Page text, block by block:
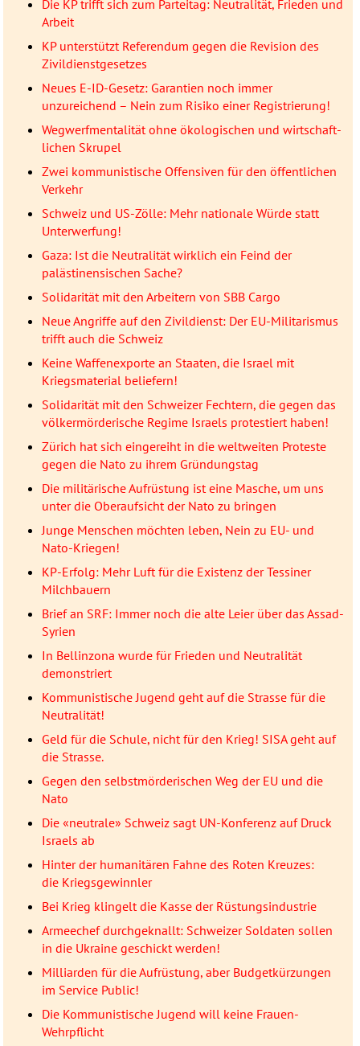
Die KP trifft sich zum Parteitag: Neutralität, Frieden und
Arbeit
KP unterstützt Referendum gegen die Revision des
Zivildienstgesetzes
Neues E-ID-Gesetz: Garantien noch immer
unzureichend – Nein zum Risiko einer Registrierung!
Wegwerfmentalität ohne öko­lo­gischen und wirtschaft­
lichen Skrupel
Zwei kommunistische Offensiven für den öffentlichen
Verkehr
Schweiz und US-Zölle: Mehr nationale Würde statt
Unterwerfung!
Gaza: Ist die Neutralität wirklich ein Feind der
palästinensischen Sache?
Solidarität mit den Arbeitern von SBB Cargo
Neue Angriffe auf den Zivildienst: Der EU-Militarismus
trifft auch die Schweiz
Keine Waffenexporte an Staaten, die Israel mit
Kriegsmaterial beliefern!
Solidarität mit den Schweizer Fechtern, die gegen das
völkermörderische Regime Israels protestiert haben!
Zürich hat sich eingereiht in die weltweiten Proteste
gegen die Nato zu ihrem Gründungstag
Die militärische Aufrüstung ist eine Masche, um uns
unter die Oberaufsicht der Nato zu bringen
Junge Menschen möchten leben, Nein zu EU- und
Nato-Kriegen!
KP-Erfolg: Mehr Luft für die Existenz der Tessiner
Milchbauern
Brief an SRF: Immer noch die alte Leier über das Assad-
Syrien
In Bellinzona wurde für Frieden und Neutralität
demonstriert
Kommunistische Jugend geht auf die Strasse für die
Neutralität!
Geld für die Schule, nicht für den Krieg! SISA geht auf
die Strasse.
Gegen den selbstmörderischen Weg der EU und die
Nato
Die «neutrale» Schweiz sagt UN-Konferenz auf Druck
Israels ab
Hinter der humanitären Fahne des Roten Kreuzes:
die Kriegsgewinnler
Bei Krieg klingelt die Kasse der Rüstungsindustrie
Armeechef durchgeknallt: Schweizer Soldaten sollen
in die Ukraine geschickt werden!
Milliarden für die Aufrüstung, aber Budgetkürzungen
im Service Public!
Die Kommunistische Jugend will keine Frauen-
Wehrpflicht